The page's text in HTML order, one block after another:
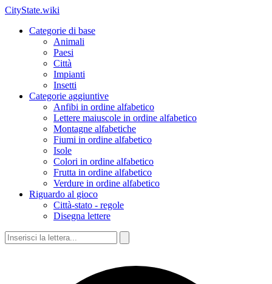
CityState.wiki
Categorie di base
Animali
Paesi
Città
Impianti
Insetti
Categorie aggiuntive
Anfibi in ordine alfabetico
Lettere maiuscole in ordine alfabetico
Montagne alfabetiche
Fiumi in ordine alfabetico
Isole
Colori in ordine alfabetico
Frutta in ordine alfabetico
Verdure in ordine alfabetico
Riguardo al gioco
Città-stato - regole
Disegna lettere